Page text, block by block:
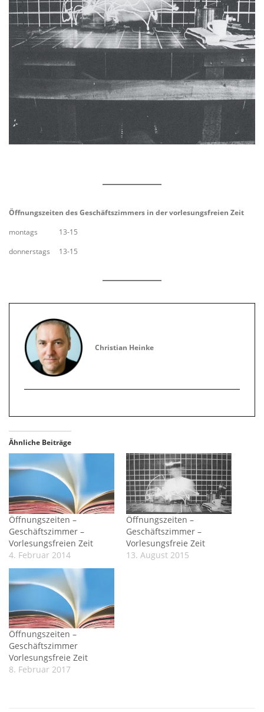
Öffnungszeiten des Geschäftszimmers in der vorlesungsfreien Zeit
montags 13-15
donnerstags 13-15
Christian Heinke
Ähnliche Beiträge
Öffnungszeiten –
Geschäftszimmer –
Vorlesungsfreien Zeit
4. Februar 2014
Öffnungszeiten –
Geschäftszimmer –
Vorlesungsfreie Zeit
13. August 2015
Öffnungszeiten –
Geschäftszimmer
Vorlesungsfreie Zeit
8. Februar 2017